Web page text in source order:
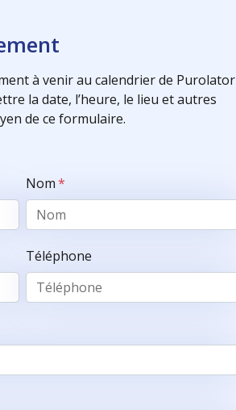
à venir au calendrier de Purolator
la date, l’heure, le lieu et autres
de ce formulaire.
Nom*
Téléphone